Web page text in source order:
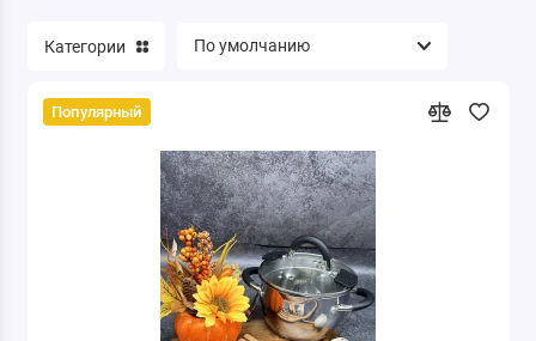
Категории
Популярный